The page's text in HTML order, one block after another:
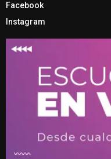
Facebook
Instagram